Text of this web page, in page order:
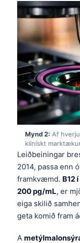
Mynd 2: Af
klínískt
Leiðbeiningar
2014, passa enn
framkvæmd. B12
200 pg/mL, er
eiga skilið
geta komið fram
A